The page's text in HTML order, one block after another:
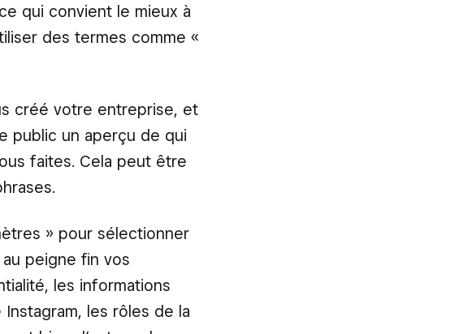
qui convient le mieux à
des termes comme «
créé votre entreprise, et
public un aperçu de qui
faites. Cela peut être
» pour sélectionner
peigne fin vos
les informations
les rôles de la